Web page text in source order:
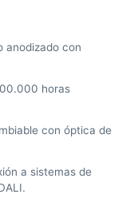
anodizado con
horas
con óptica de
a sistemas de